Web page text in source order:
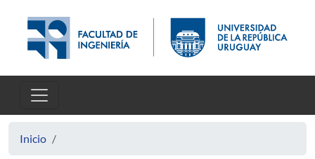
Inicio